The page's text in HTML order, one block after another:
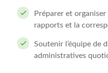
Préparer et
rapports et la
Soutenir l’équipe de
administratives